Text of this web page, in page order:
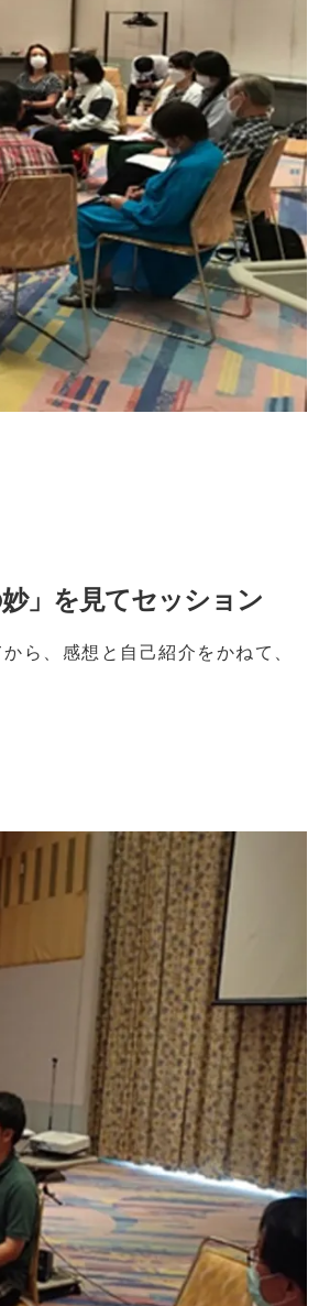
」を見てセッション
ら、感想と自己紹介をかねて、